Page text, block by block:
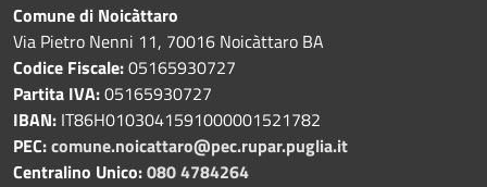
Comune di Noicàttaro
Via Pietro Nenni 11, 70016 Noicàttaro BA
Codice Fiscale:05165930727
Partita IVA:05165930727
IBAN: IT86H0103041591000001521782
PEC:comune.noicattaro@pec.rupar.puglia.it
Centralino Unico:080 4784264